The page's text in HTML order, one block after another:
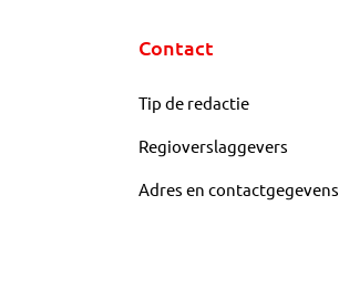
Contact
Tip de redactie
Regioverslaggevers
Adres en contactgegevens